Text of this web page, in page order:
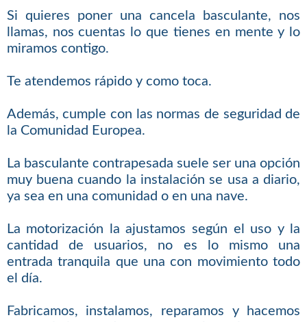
Si quieres poner una cancela basculante, nos
llamas, nos cuentas lo que tienes en mente y lo
miramos contigo.
Te atendemos rápido y como toca.
Además, cumple con las normas de seguridad de
la Comunidad Europea.
La basculante contrapesada suele ser una opción
muy buena cuando la instalación se usa a diario,
ya sea en una comunidad o en una nave.
La motorización la ajustamos según el uso y la
cantidad de usuarios, no es lo mismo una
entrada tranquila que una con movimiento todo
el día.
Fabricamos, instalamos, reparamos y hacemos